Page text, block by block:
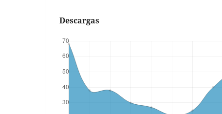
Descargas